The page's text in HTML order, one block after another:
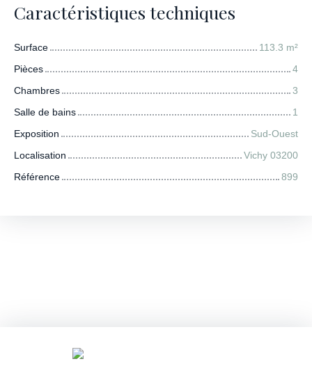
Caractéristiques techniques
Surface 113.3 m²
Pièces
4
Chambres
3
Salle de bains
1
Exposition
Sud-Ouest
Localisation
Vichy 03200
Référence
899